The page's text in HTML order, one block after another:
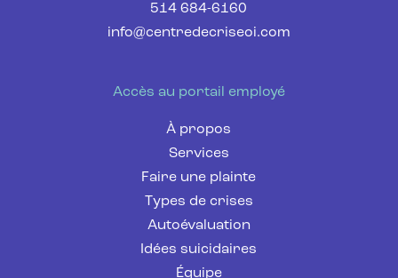
514 684-6160
info@centredecriseoi.com
Accès au portail employé
À propos
Services
Faire une plainte
Types de crises
Autoévaluation
Idées suicidaires
Équipe